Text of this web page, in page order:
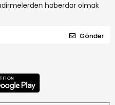
haberdar olmak
Gönder